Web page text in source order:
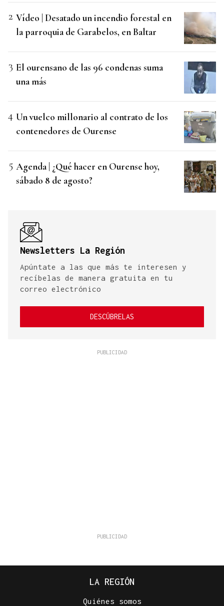
Vídeo | Desatado un incendio forestal en
la parroquia de Garabelos, en Baltar
El ourensano de las 96 condenas suma
una más
Un vuelco millonario al contrato de los
contenedores de Ourense
Agenda | ¿Qué hacer en Ourense hoy,
sábado 8 de agosto?
Newsletters La Región
Apúntate a las que más te interesen y
recíbelas de manera gratuita en tu
correo electrónico
DESCÚBRELAS
LA REGIÓN
Quiénes somos